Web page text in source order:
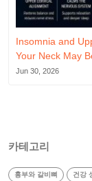
Insomnia and
Your Neck May
Jun 30, 2026
카테고리
흉부와 갈비뼈 건강